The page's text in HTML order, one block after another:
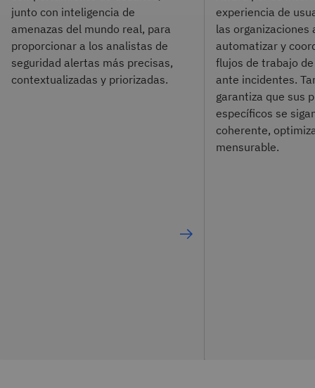
junto con inteligencia de
amenazas del mundo real, para
proporcionar a los analistas de
seguridad alertas más precisas,
contextualizadas y priorizadas.
experiencia de
las organizaciones
automatizar y
flujos de trabajo
ante incidentes.
garantiza que sus
específicos se
coherente,
mensurable.